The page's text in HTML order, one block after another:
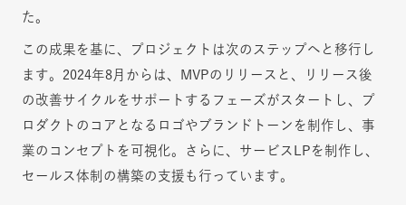
た。
この成果を基に、プロジェクトは次のステップへと移行し
ます。2024年8月からは、MVPのリリースと、リリース後
の改善サイクルをサポートするフェーズがスタートし、プ
ロダクトのコアとなるロゴやブランドトーンを制作し、事
業のコンセプトを可視化。さらに、サービスLPを制作し、
セールス体制の構築の支援も行っています。